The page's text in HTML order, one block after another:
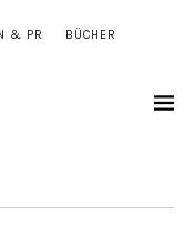
& PR BÜCHER